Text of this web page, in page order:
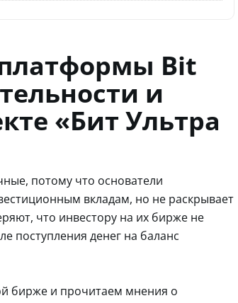
Bit
и
«Бит Ультра
потому что основатели
вкладам, но не раскрывает
что инвестору на их бирже не
поступления денег на баланс
бирже и прочитаем мнения о